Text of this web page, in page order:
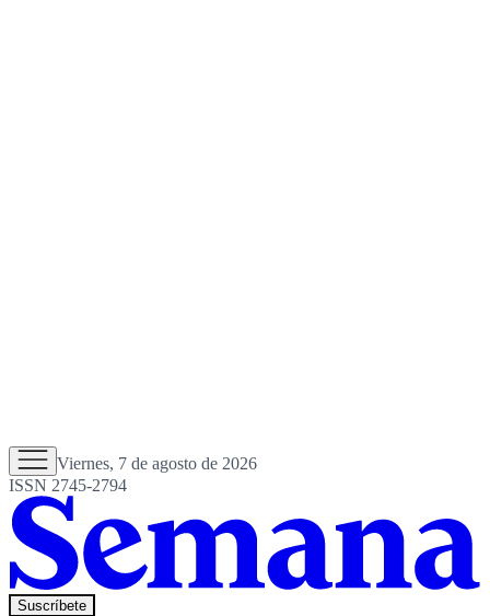
Viernes, 7 de agosto de 2026
ISSN 2745-2794
Suscríbete